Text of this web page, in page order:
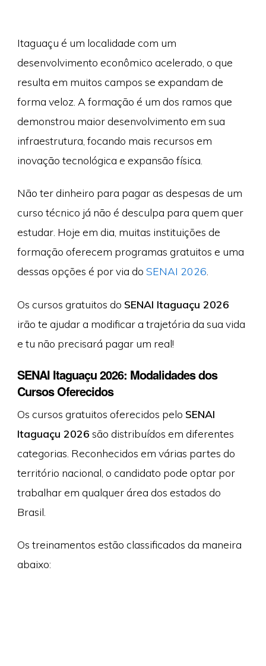
Itaguaçu é um localidade com um
desenvolvimento econômico acelerado, o que
resulta em muitos campos se expandam de
forma veloz. A formação é um dos ramos que
demonstrou maior desenvolvimento em sua
infraestrutura, focando mais recursos em
inovação tecnológica e expansão física.
Não ter dinheiro para pagar as despesas de um
curso técnico já não é desculpa para quem quer
estudar. Hoje em dia, muitas instituições de
formação oferecem programas gratuitos e uma
dessas opções é por via do SENAI 2026
Os cursos gratuitos do SENAI Itaguaçu 2026
irão te ajudar a modificar a trajetória da sua vida
e tu não precisará pagar um real!
SENAI Itaguaçu 2026: Modalidades dos
Cursos Oferecidos
Os cursos gratuitos oferecidos pelo SENAI
Itaguaçu 2026 são distribuídos em diferentes
categorias. Reconhecidos em várias partes do
território nacional, o candidato pode optar por
trabalhar em qualquer área dos estados do
Brasil.
Os treinamentos estão classificados da maneira
abaixo: